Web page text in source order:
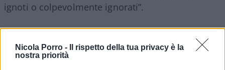
Nicola Porro -
Il rispetto della tua privacy è la
nostra priorità
ignoti o colpevolmente ignorati”.
Francesca Del
Santo, 46enne ormai ex professoressa di biologia
a Salice, in Provincia di Pordenone, che di fronte